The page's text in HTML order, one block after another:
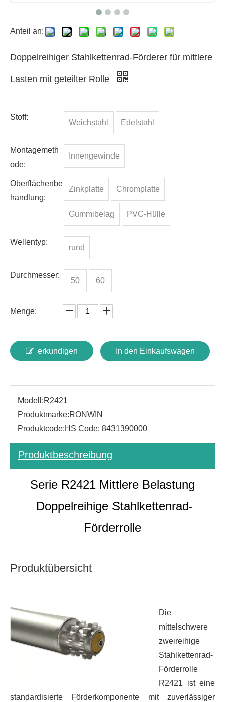
Anteil an:
Doppelreihiger Stahlkettenrad-Förderer für mittlere
Lasten mit geteilter Rolle
Stoff:
Weichstahl Edelstahl
Montagemeth
ode:
Innengewinde
Oberflächenbe
handlung:
Zinkplatte Chromplatte
Gummibelag PVC-Hülle
Wellentyp:
rund
Durchmesser:
50 60
Menge:
erkundigen In den Einkaufswagen
Modell:R2421
Produktmarke:RONWIN
Produktcode:HS Code: 8431390000
Produktbeschreibung
Serie R2421 Mittlere Belastung
Doppelreihige Stahlkettenrad-
Förderrolle
Produktübersicht
Die
mittelschwere
zweireihige
Stahlkettenrad-
Förderrolle
R2421 ist eine
standardisierte Förderkomponente mit zuverlässiger